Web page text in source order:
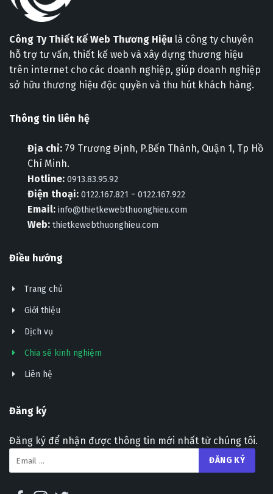
Công Ty Thiết Kế Web Thương Hiệu là công ty chuyên
hỗ trợ tư vấn, thiết kế web và xây dựng thương hiệu
trên internet cho các doanh nghiệp, giúp doanh nghiệp
sở hữu thương hiệu độc quyền và thu hút khách hàng.
Thông tin liên hệ
Địa chỉ: 79 Trương Định, P.Bến Thành, Quận 1, Tp Hồ
Chí Minh.
Hotline: 0913.83.95.92
Điện thoại: 0122.167.821 - 0122.167.922
Email: info@thietkewebthuonghieu.com
Web: thietkewebthuonghieu.com
Điều hướng
Trang chủ
Giới thiệu
Dịch vụ
Chia sẽ kinh nghiệm
Liên hệ
Đăng ký
Đăng ký để nhận được thông tin mới nhất từ chúng tôi.